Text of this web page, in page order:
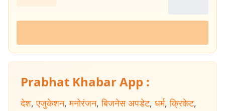
Prabhat Khabar App :
देश, एजुकेशन, मनोरंजन, बिजनेस अपडेट, धर्म, क्रिकेट,